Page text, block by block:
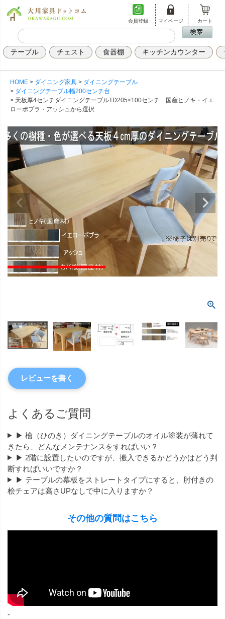
会員登録 マイページ カート
テーブル チェスト 食器棚 キッチンカウンター
HOME ダイニング家具
ダイニングテーブル
ダイニングテーブル幅200センチ台
天板厚4センチダイニングテーブルTD205×100センチ 国産ヒノキ・イエ
ローポプラ・アッシュから選択
レビューを書く
よくあるご質問
▶ 檜（ひのき）ダイニングテーブルのオイル塗装が薄れて
きたら、どんなメンテナンスをすればいい？
▶ 2階に設置したいのですが、搬入できるかどうかはどう判
断すればいいですか？
▶ テーブルの幕板をストレートタイプにすると、肘付きの
桧チェアは高さUPなしで中に入りますか？
その他の質問はこちら
-